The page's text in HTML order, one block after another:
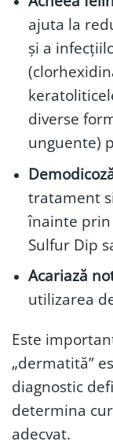
ajuta la
și a
diverse
unguente)
tratament
înainte
Sulfur Dip
Acariază
utilizarea
Este
„dermatită”
diagnostic
determina
adecvat.